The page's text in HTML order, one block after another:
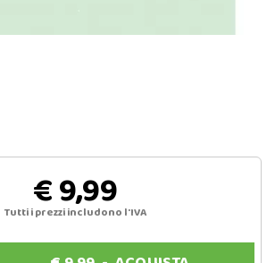
€ 9,99
Tutti i prezzi includono l'IVA